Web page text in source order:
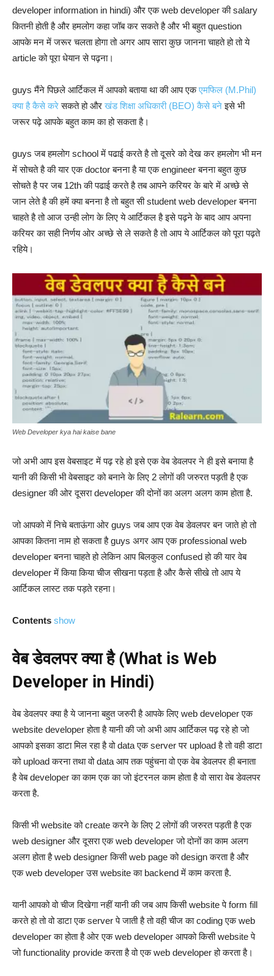
developer information in hindi) और एक web developer की salary
कितनी होती है और हमलोग कहा जॉब कर सकते है और भी बहुत question
आपके मन में जरूर चलता होगा तो अगर आप सारा कुछ जानना चाहते हो तो ये
article को पूरा धेयान से पढ़ना।
guys मैंने पिछले आर्टिकल में आपको बताया था की आप एकएमफिल (M.Phil)
क्या है कैसे करेसकते हो औरखंड शिक्षा अधिकारी (BEO) कैसे बनेइसे भी
जरूर पढ़े आपके बहुत काम का हो सकता है।
guys जब हमलोग school में पढाई करते है तो दूसरे को देख कर हमलोग भी मन
में सोचते है की यार एक doctor बनना है या एक engineer बनना बहुत कुछ
सोचते है पर जब 12th की पढाई करते है तब आपने करियर के बारे में अच्छे से
जान लेते है की हमें क्या बनना है तो बहुत सी student web developer बनना
चाहते है तो आज उन्ही लोग के लिए ये आर्टिकल है इसे पढ़ने के बाद आप अपना
करियर का सही निर्णय ओर अच्छे से ले सकते है तो आप ये आर्टिकल को पूरा पढ़ते
रहिये।
Web Developer kya hai kaise bane
जो अभी आप इस वेबसाइट में पढ़ रहे हो इसे एक वेब डेवलपर ने ही इसे बनाया है
यानी की किसी भी वेबसाइट को बनाने के लिए 2 लोगों की जरुरत पड़ती है एक
designer की ओर दूसरा developer की दोनों का अलग अलग काम होता है.
जो आपको में निचे बताऊंगा ओर guys जब आप एक वेब डेवलपर बन जाते हो तो
आपका कितना नाम हो सकता है guys अगर आप एक professional web
developer बनना चाहते हो लेकिन आप बिलकुल confused हो की यार वेब
developer में किया किया चीज सीखना पड़ता है और कैसे सीखे तो आप ये
आर्टिकल लास्ट तक पड़ते रहना।
Contents show
वेब डेवलपर क्या है (What is Web
Developer in Hindi)
वेब डेवलपर क्या है ये जानना बहुत जरुरी है आपके लिए web developer एक
website developer होता है यानी की जो अभी आप आर्टिकल पढ़ रहे हो जो
आपको इसका डाटा मिल रहा है वो data एक server पर upload है तो वही डाटा
को upload करना तथा वो data आप तक पहुंचना वो एक वेब डेवलपर ही बनाता
है वेब developer का काम एक का जो इंटरनल काम होता है वो सारा वेब डेवलपर
करता है.
किसी भी website को create करने के लिए 2 लोगों की जरुरत पड़ती है एक
web designer और दूसरा एक web developer जो दोनों का काम अलग
अलग होता है web designer किसी web page को design करता है और
एक web developer उस website का backend में काम करता है.
यानी आपको वो चीज दिखेगा नहीं यानी की जब आप किसी website पे form fill
करते हो तो वो डाटा एक server पे जाती है तो वही चीज का coding एक web
developer का होता है ओर एक web developer आपको किसी website पे
जो functionality provide करता है वो एक web developer हो करता है।